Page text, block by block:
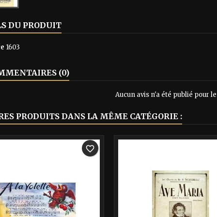
DU PRODUIT
1603
(0)
Aucun avis n'a été publié pour
PRODUITS DANS LA MÊME CATÉGORIE :
favorite_border